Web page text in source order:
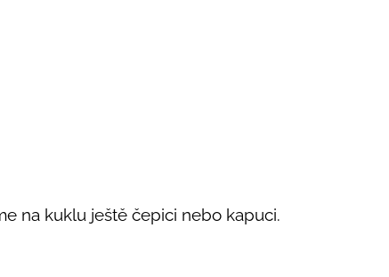
na kuklu ještě čepici nebo kapuci.